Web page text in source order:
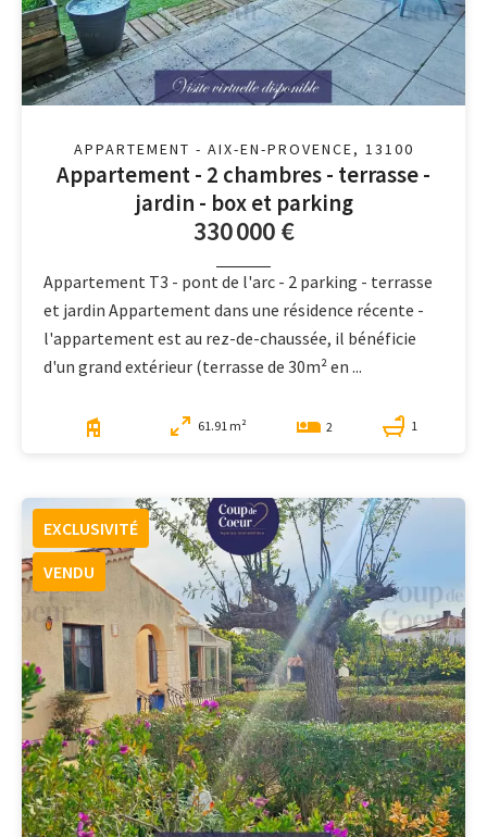
APPARTEMENT - AIX-EN-PROVENCE, 13100
Appartement - 2 chambres - terrasse -
jardin - box et parking
330 000 €
Appartement T3 - pont de l'arc - 2 parking - terrasse
et jardin Appartement dans une résidence récente -
l'appartement est au rez-de-chaussée, il bénéficie
d'un grand extérieur (terrasse de 30m² en ...
61.91 m² 2 1
EXCLUSIVITÉ
VENDU